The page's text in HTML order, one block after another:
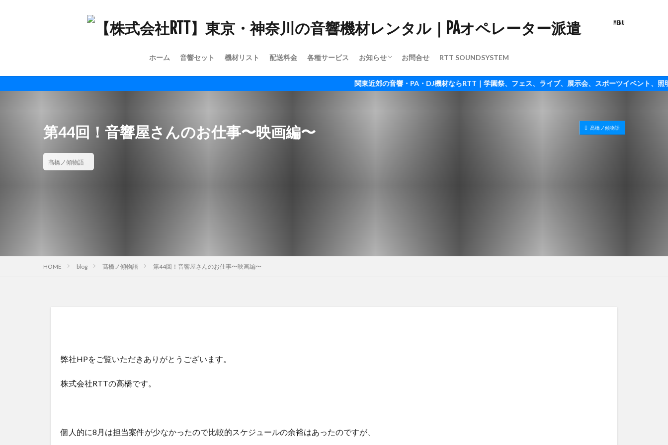
ホーム 音響セット 機材リスト 配送料金 各種サービス お知らせ
ご利用ガイド
会社情報
お問合せ RTT SOUNDSYSTEM
関東近郊の音響・PA・DJ機材ならRTT｜学園祭、フェス、ライブ、展示会、スポーツイベント、照明配信もOK
第44回！音響屋さんのお仕事〜映画編〜
髙橋ノ傾物語
髙橋ノ傾物語
HOME blog 髙橋ノ傾物語 第44回！音響屋さんのお仕事〜映画編〜
弊社HPをご覧いただきありがとうございます。
株式会社RTTの高橋です。
個人的に8月は担当案件が少なかったので比較的スケジュールの余裕はあったのですが、